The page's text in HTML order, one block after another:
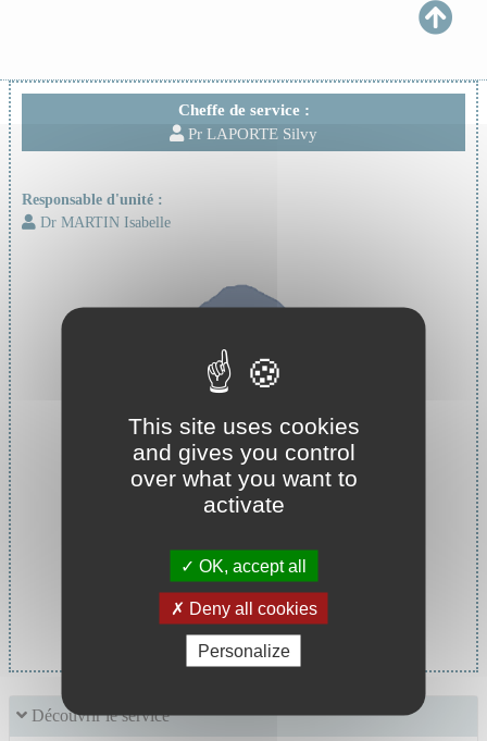
Cheffe de service :
Pr LAPORTE Silvy
Responsable d'unité :
Dr MARTIN Isabelle
Cheffe de service :
Pr LAPORTE Silvy
Découvrir le service
This site uses cookies
and gives you control
over what you want to
activate
OK, accept all
Deny all cookies
Personalize